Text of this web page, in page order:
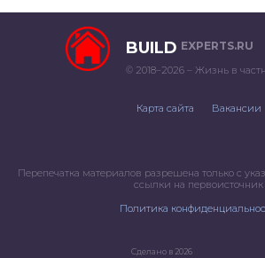
BUILD EXPERTS.RU
© 2018–2026 – Жизнь в
Карта сайта Вакансии
Перепечатка материалов разрешена только с
ссылки на первоисточник
Политика
Сделано в 2026